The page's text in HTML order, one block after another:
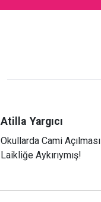
Atilla Yargıcı
Okullarda Cami Açılması
Laikliğe Aykırıymış!